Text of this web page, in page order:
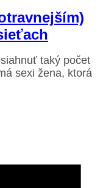
taký počet
sexi žena, ktorá